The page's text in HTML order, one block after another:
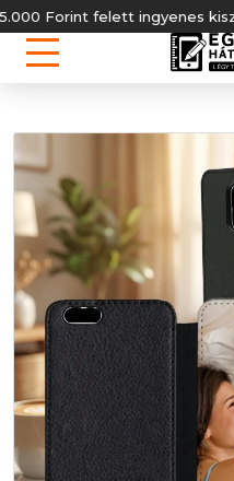
Forint felett ingyenes